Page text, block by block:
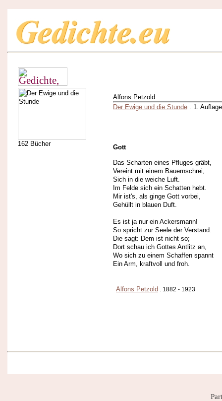
162 Bücher
Alfons Petzold
Der Ewige und die Stunde . 1.
Gott
Das Scharten eines Pfluges gräbt,
Vereint mit einem Bauernschrei,
Sich in die weiche Luft.
Im Felde sich ein Schatten hebt.
Mir ist's, als ginge Gott vorbei,
Gehüllt in blauen Duft.
Es ist ja nur ein Ackersmann!
So spricht zur Seele der Verstand.
Die sagt: Dem ist nicht so;
Dort schau ich Gottes Antlitz an,
Wo sich zu einem Schaffen spannt
Ein Arm, kraftvoll und froh.
Alfons Petzold . 1882 - 1923